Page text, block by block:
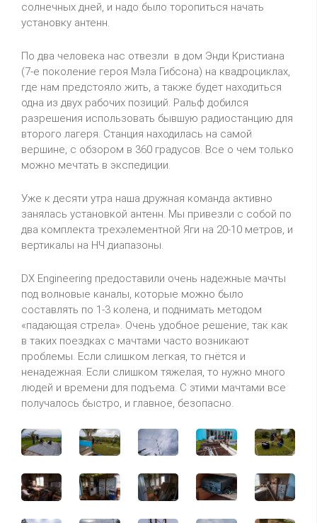
солнечных дней, и надо было торопиться начать
установку антенн.
По два человека нас отвезли в дом Энди Кристиана
(7-е поколение героя Мэла Гибсона) на квадроциклах,
где нам предстояло жить, а также будет находиться
одна из двух рабочих позиций. Ральф добился
разрешения использовать бывшую радиостанцию для
второго лагеря. Станция находилась на самой
вершине, с обзором в 360 градусов. Все о чем только
можно мечтать в экспедиции.
Уже к десяти утра наша дружная команда активно
занялась установкой антенн. Мы привезли с собой по
два комплекта трехэлементной Яги на 20-10 метров, и
вертикалы на НЧ диапазоны.
DX Engineering предоставили очень надежные мачты
под волновые каналы, которые можно было
составлять по 1-3 колена, и поднимать методом
«падающая стрела». Очень удобное решение, так как
в таких поездках с мачтами часто возникают
проблемы. Если слишком легкая, то гнётся и
ненадежная. Если слишком тяжелая, то нужно много
людей и времени для подъема. С этими мачтами все
получалось быстро, и главное, безопасно.